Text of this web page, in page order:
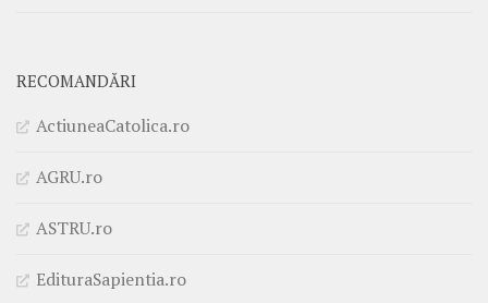
RECOMANDĂRI
ActiuneaCatolica.ro
AGRU.ro
ASTRU.ro
EdituraSapientia.ro